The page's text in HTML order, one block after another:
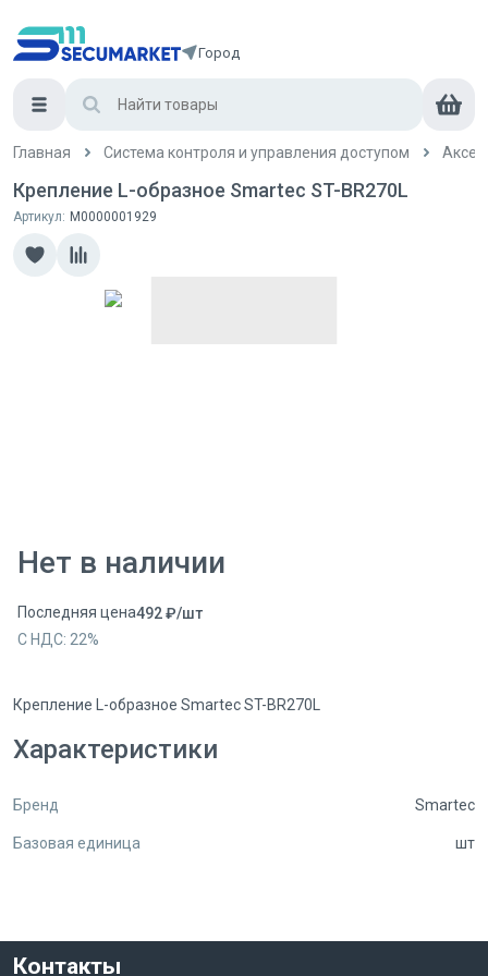
Город
Главная Система контроля и управления доступом
Крепление L-образное Smartec ST-BR270L
Артикул: М0000001929
Нет в наличии
Последняя цена492₽/шт
С НДС: 22%
Крепление L-образное Smartec ST-BR270L
Характеристики
Бренд Smartec
Базовая единица шт
Контакты